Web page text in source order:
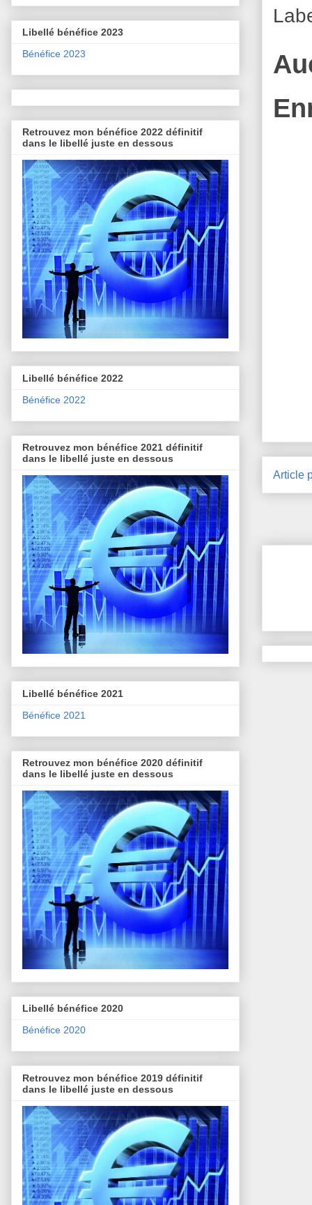
Article
Libellé bénéfice 2023
Bénéfice 2023
Retrouvez mon bénéfice 2022 définitif
dans le libellé juste en dessous
Libellé bénéfice 2022
Bénéfice 2022
Retrouvez mon bénéfice 2021 définitif
dans le libellé juste en dessous
Libellé bénéfice 2021
Bénéfice 2021
Retrouvez mon bénéfice 2020 définitif
dans le libellé juste en dessous
Libellé bénéfice 2020
Bénéfice 2020
Retrouvez mon bénéfice 2019 définitif
dans le libellé juste en dessous